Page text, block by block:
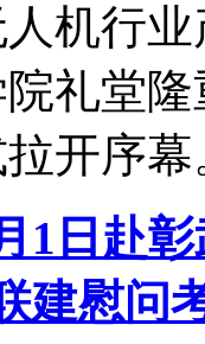
机行
礼堂
拉开序
1日赴彰
建慰